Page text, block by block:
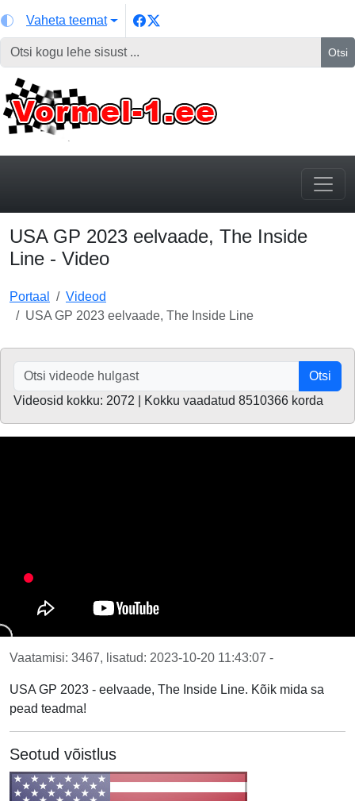
Vaheta teemat
Otsi
USA GP 2023 eelvaade, The Inside
Line - Video
Portaal
Videod
USA GP 2023 eelvaade, The Inside Line
Otsi
Videosid kokku: 2072 | Kokku vaadatud 8510366 korda
Vaatamisi: 3467, lisatud: 2023-10-20 11:43:07 -
USA GP 2023 - eelvaade, The Inside Line. Kõik mida sa
pead teadma!
Seotud võistlus